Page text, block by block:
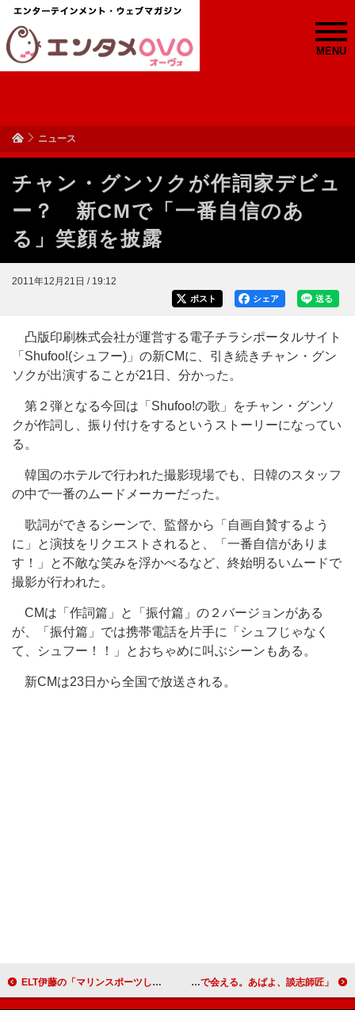
MENU
ニュース
チャン・グンソクが作詞家デビュ
ー？ 新CMで「一番自信のあ
る」笑顔を披露
2011年12月21日 / 19:12
送る
シェア
ポスト
凸版印刷株式会社が運営する電子チラシポータルサイト
「Shufoo!(シュフー)」の新CMに、引き続きチャン・グン
ソクが出演することが21日、分かった。
第２弾となる今回は「Shufoo!の歌」をチャン・グンソ
クが作詞し、振り付けをするというストーリーになってい
る。
韓国のホテルで行われた撮影現場でも、日韓のスタッフ
の中で一番のムードメーカーだった。
歌詞ができるシーンで、監督から「自画自賛するよう
に」と演技をリクエストされると、「一番自信がありま
す！」と不敵な笑みを浮かべるなど、終始明るいムードで
撮影が行われた。
CMは「作詞篇」と「振付篇」の２バージョンがある
が、「振付篇」では携帯電話を片手に「シュフじゃなく
て、シュフー！！」とおちゃめに叫ぶシーンもある。
新CMは23日から全国で放送される。
ELT伊藤の「マリンスポーツしたい」に持田大爆笑 持田の運転に伊藤は手すり離さず!? 立川談志師匠「お別れの会」で石原都知事が弔辞 「そのうちあの世で会える。あばよ、談志師匠」